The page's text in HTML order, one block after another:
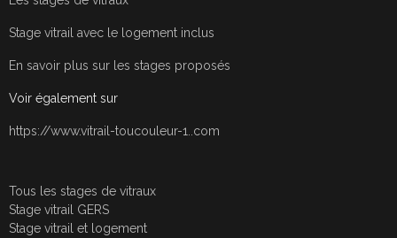
Stage vitrail avec le logement inclus
En savoir plus sur les stages proposés
Voir également sur
https://www.vitrail-toucouleur-1..com
Tous les stages de vitraux
Stage vitrail GERS
Stage vitrail et logement